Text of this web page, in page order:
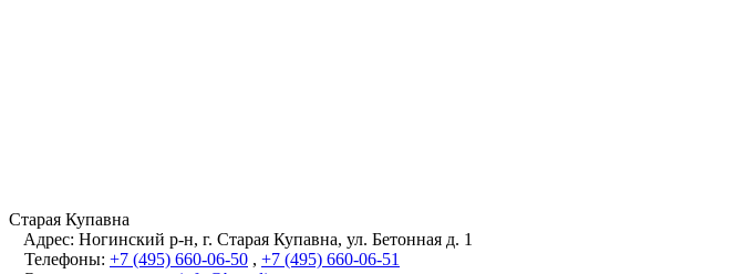
Старая Купавна
Адрес: Ногинский р-н, г. Старая Купавна, ул. Бетонная д. 1
Телефоны: +7 (495) 660-06-50 , +7 (495) 660-06-51